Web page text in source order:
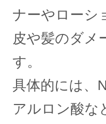
ナーやローシ
皮や髪のダメ
す。
具体的には、
アルロン酸な